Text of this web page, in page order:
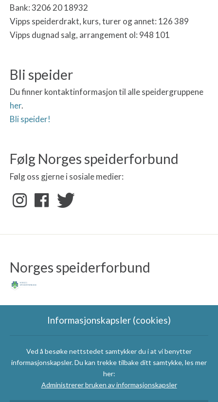
Bank: 3206 20 18932
Vipps speiderdrakt, kurs, turer og annet: 126 389
Vipps dugnad salg, arrangement ol: 948 101
Bli speider
Du finner kontaktinformasjon til alle speidergruppene
her.
Bli speider!
Følg Norges speiderforbund
Følg oss gjerne i sosiale medier:
Norges speiderforbund
Speidergruppas
samarbeidspartnere
Informasjonskapsler (cookies)
Ved å besøke nettstedet samtykker du i at vi benytter
informasjonskapsler. Du kan trekke tilbake ditt samtykke, les mer
her:
Administrerer bruken av informasjonskapsler